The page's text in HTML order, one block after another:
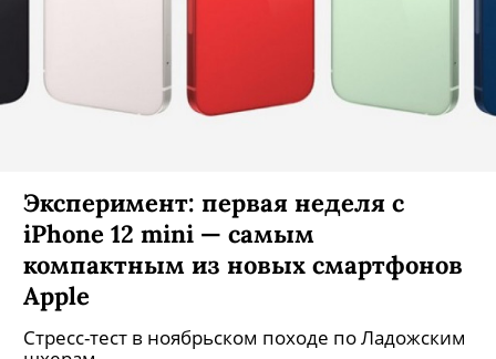
Эксперимент: первая неделя с
iPhone 12 mini — самым
компактным из новых смартфонов
Apple